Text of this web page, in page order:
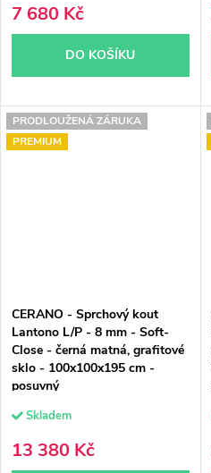
7 680 Kč
DO KOŠÍKU
PRODLOUŽENÁ ZÁRUKA
PREMIUM
CERANO - Sprchový kout
Lantono L/P - 8 mm - Soft-
Close - černá matná, grafitové
sklo - 100x100x195 cm -
posuvný
Skladem
13 380 Kč